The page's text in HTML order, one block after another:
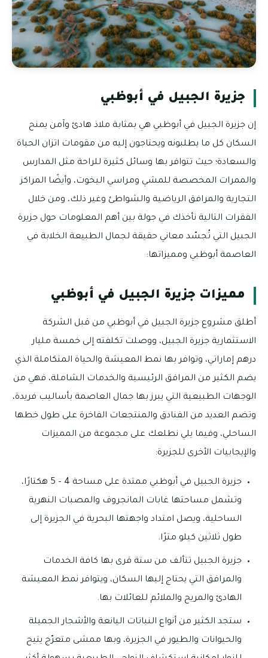
جزيرة الجبيل في أبوظبي
إن جزيرة الجبيل في أبوظبي هي بمثابة ملاذ هادئ وآمن يمنح
السكان كل ما يطلبونه ويحتاجون إليه من مقومات اتزان الحياة
والسعادة؛ حيث تتوافر بها وسائل كثيرة للراحة مثل المدارس
والممرات المخصصة للمشي ومراسي اليخوت، وأيضًا المراكز
التجارية والمرافق الرياضية والشواطئ وغير ذلك، ومن خلال
الفقرات التالية نأخذك في جولة بين أهم المعلومات حول جزيرة
الجبيل التي تُجسّد معاني حقيقة لجمال الطبيعة الخلابة في
العاصمة أبوظبي ومميزاتها:
مميزات جزيرة الجبيل في أبوظبي
أطلق مشروع جزيرة الجبيل في أبوظبي من قبل الشركة
الاستثمارية جزيرة الجبيل، ووصلت تكلفته إلى خمسة مليار
درهم إماراتي، وتوافر بها نمط المعيشة والحياة المتكاملة الذي
يضم الكثير من المرافق الرئيسية والخدمات الشاملة، فهي من
الوجهات الطبيعية التي يبرز بها جمال العاصمة بأساليب فريدة،
وتضم العديد من الفنادق والمنتجعات الفاخرة على طول خطها
الساحلي، وفيما يلي نطلعك على مجموعة من المميزات
والإيجابيات الأخرى للجزيرة:
جزيرة الجبيل في أبوظبي ممتدة على مساحة 4 – 5 هكتارًا،
وتشمل مساحتها غابات المانجروف والمصبات النهرية
الساحلية، ويصل امتداد واجهتها البحرية في الجزيرة إلى
طول ثلاثين كيلو مترًا.
جزيرة الجبيل تتألف من ستة قرى بها كافة الخدمات
والمرافق التي يحتاج إليها السكان، ويتوافر نمط المعيشة
الهادئ والمريح والملائم للعائلات بها.
ستجد الكثير من أنواع النباتات اليانعة والأشجار الجميلة
والحيوانات والطيور في الجزيرة، وبها ممشى متعرّج يتيح